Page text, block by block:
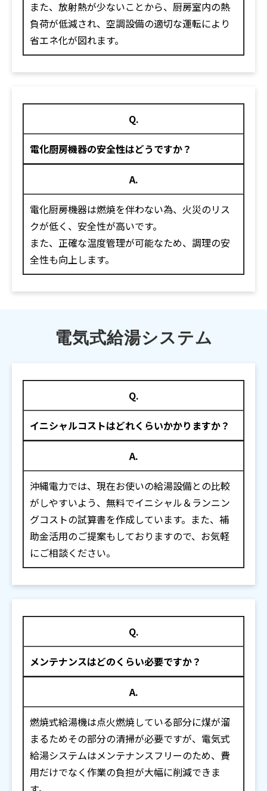
また、放射熱が少ないことから、厨房室内の熱
負荷が低減され、空調設備の適切な運転により
省エネ化が図れます。
Q.
電化厨房機器の安全性はどうですか？
A.
電化厨房機器は燃焼を伴わない為、火災のリス
クが低く、安全性が高いです。
また、正確な温度管理が可能なため、調理の安
全性も向上します。
電気式給湯システム
Q.
イニシャルコストはどれくらいかかりますか？
A.
沖縄電力では、現在お使いの給湯設備との比較
がしやすいよう、無料でイニシャル＆ランニン
グコストの試算書を作成しています。また、補
助金活用のご提案もしておりますので、お気軽
にご相談ください。
Q.
メンテナンスはどのくらい必要ですか？
A.
燃焼式給湯機は点火燃焼している部分に煤が溜
まるためその部分の清掃が必要ですが、電気式
給湯システムはメンテナンスフリーのため、費
用だけでなく作業の負担が大幅に削減できま